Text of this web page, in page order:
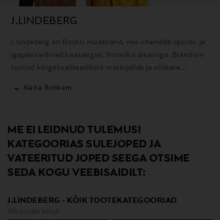
J.LINDEBERG
J.Lindeberg on Rootsi moebränd, mis ühendab spordi- ja
igapäevarõivad kaasaegse, linnaliku disainiga. Bränd on
tuntud kõrgekvaliteediliste materjalide ja stiilsete
Näita Rohkem
ME EI LEIDNUD TULEMUSI
KATEGOORIAS SULEJOPED JA
VATEERITUD JOPED SEEGA OTSIME
SEDA KOGU VEEBISAIDILT:
J.LINDEBERG - KÕIK TOOTEKATEGOORIAD
166 toodet leitud